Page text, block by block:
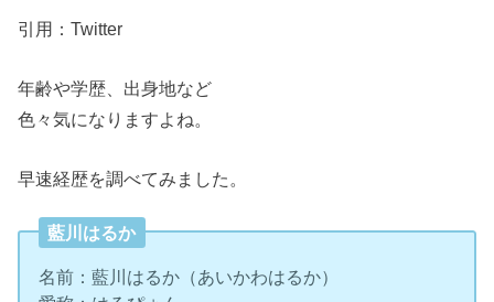
引用：Twitter
年齢や学歴、出身地など
色々気になりますよね。
早速経歴を調べてみました。
藍川はるか
名前：藍川はるか（あいかわはるか）